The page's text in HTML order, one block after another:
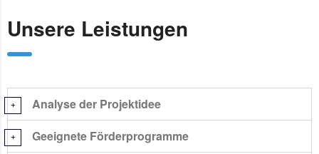
Unsere Leistungen
Analyse der Projektidee
Geeignete Förderprogramme